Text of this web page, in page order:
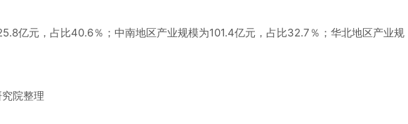
亿元，占比40.6％；中南地区产业规模为101.4亿元，占比32.7％；华北地区产业规
院整理